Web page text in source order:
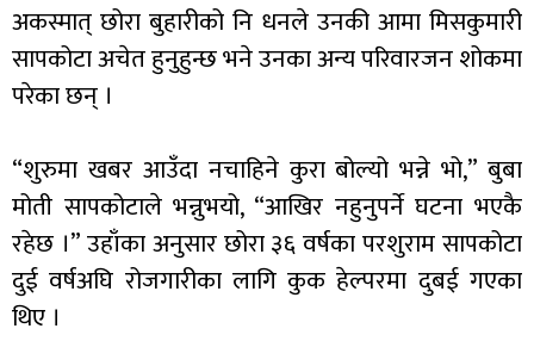
अकस्मात् छोरा बुहारीको नि धनले उनकी आमा मिसकुमारी
सापकोटा अचेत हुनुहुन्छ भने उनका अन्य परिवारजन शोकमा
परेका छन् ।
“शुरुमा खबर आउँदा नचाहिने कुरा बोल्यो भन्ने भो,” बुबा
मोती सापकोटाले भन्नुभयो, “आखिर नहुनुपर्ने घटना भएकै
रहेछ ।” उहाँका अनुसार छोरा ३६ वर्षका परशुराम सापकोटा
दुई वर्षअघि रोजगारीका लागि कुक हेल्परमा दुबई गएका
थिए ।